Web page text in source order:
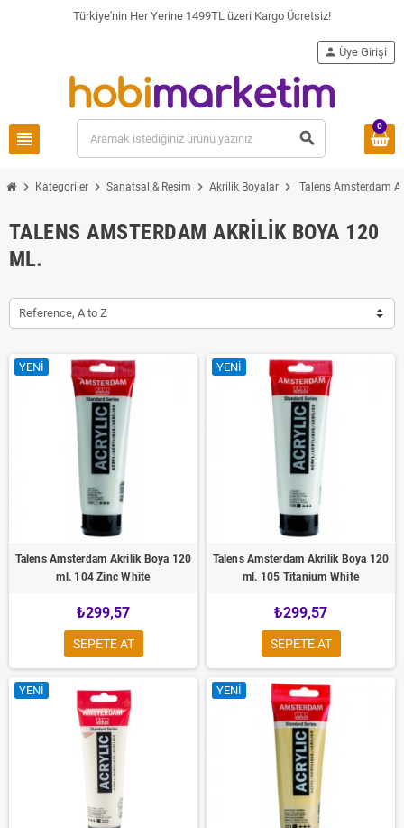
Türkiye'nin Her Yerine 1499TL üzeri Kargo Ücretsiz!
view_headline search
person Üye Girişi
0
chevron_right Kategoriler chevron_right Sanatsal & Resim chevron_right Akrilik Boyalar chevron_right Talens Amsterdam
TALENS AMSTERDAM AKRILIK BOYA 120
ML.
Reference, A to Z
YENI
Talens Amsterdam Akrilik Boya 120
ml. 104 Zinc White
₺299,57
SEPETE AT
YENI
Talens Amsterdam Akrilik Boya 120
ml. 105 Titanium White
₺299,57
SEPETE AT
YENI YENI